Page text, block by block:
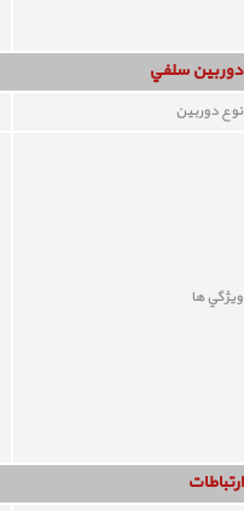
دوربين سلفي
نوع دوربين
ويژگي ها
ارتباطات